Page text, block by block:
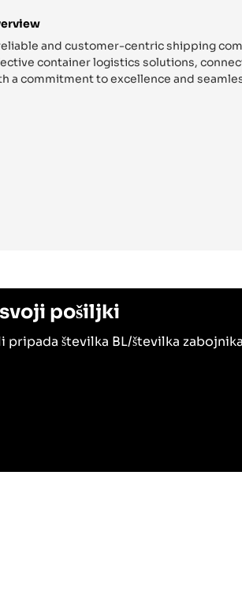
and customer-centric shipping
container logistics solutions,
a commitment to excellence and
pošiljki
pripada številka BL/številka